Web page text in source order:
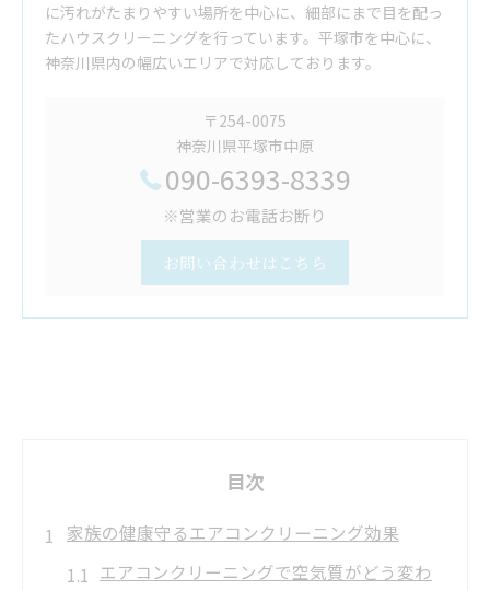
に汚れがたまりやすい場所を中心に、細部にまで目を配っ
たハウスクリーニングを行っています。平塚市を中心に、
神奈川県内の幅広いエリアで対応しております。
〒254-0075
神奈川県平塚市中原
090-6393-8339
※営業のお電話お断り
お問い合わせはこちら
目次
家族の健康守るエアコンクリーニング効果
エアコンクリーニングで空気質がどう変わ